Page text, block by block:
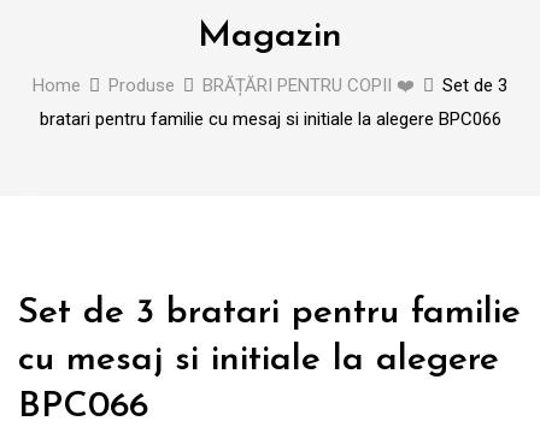
Magazin
Home Produse BRĂȚĂRI PENTRU COPII ❤️
Set de 3
bratari pentru familie cu mesaj si initiale la alegere BPC066
Set de 3 bratari pentru familie
cu mesaj si initiale la alegere
BPC066